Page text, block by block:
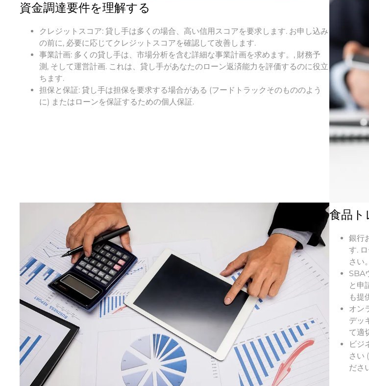
資金調達要件を理解する
クレジットスコア: 貸し手は多くの場合、高い信用スコアを要求します. お申し込み
の前に, 必要に応じてクレジットスコアを確認して改善します.
事業計画: 多くの貸し手は、市場分析を含む詳細な事業計画を求めます。, 財務予
測, そして運営計画. これは、貸し手があなたのローン返済能力を評価するのに役立
ちます.
担保と保証: 貸し手は担保を要求する場合がある (フードトラックそのもののよう
に) またはローンを保証するための個人保証.
食品ト
銀行
す.
さい
SBA
と申
も提
オン
デッ
て適
ビジ
さい
ださ